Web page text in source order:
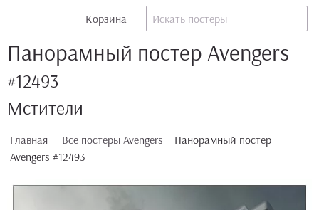
Корзина
Панорамный постер Avengers
#12493
Мстители
Главная Все постеры Avengers
Панорамный постер
Avengers #12493